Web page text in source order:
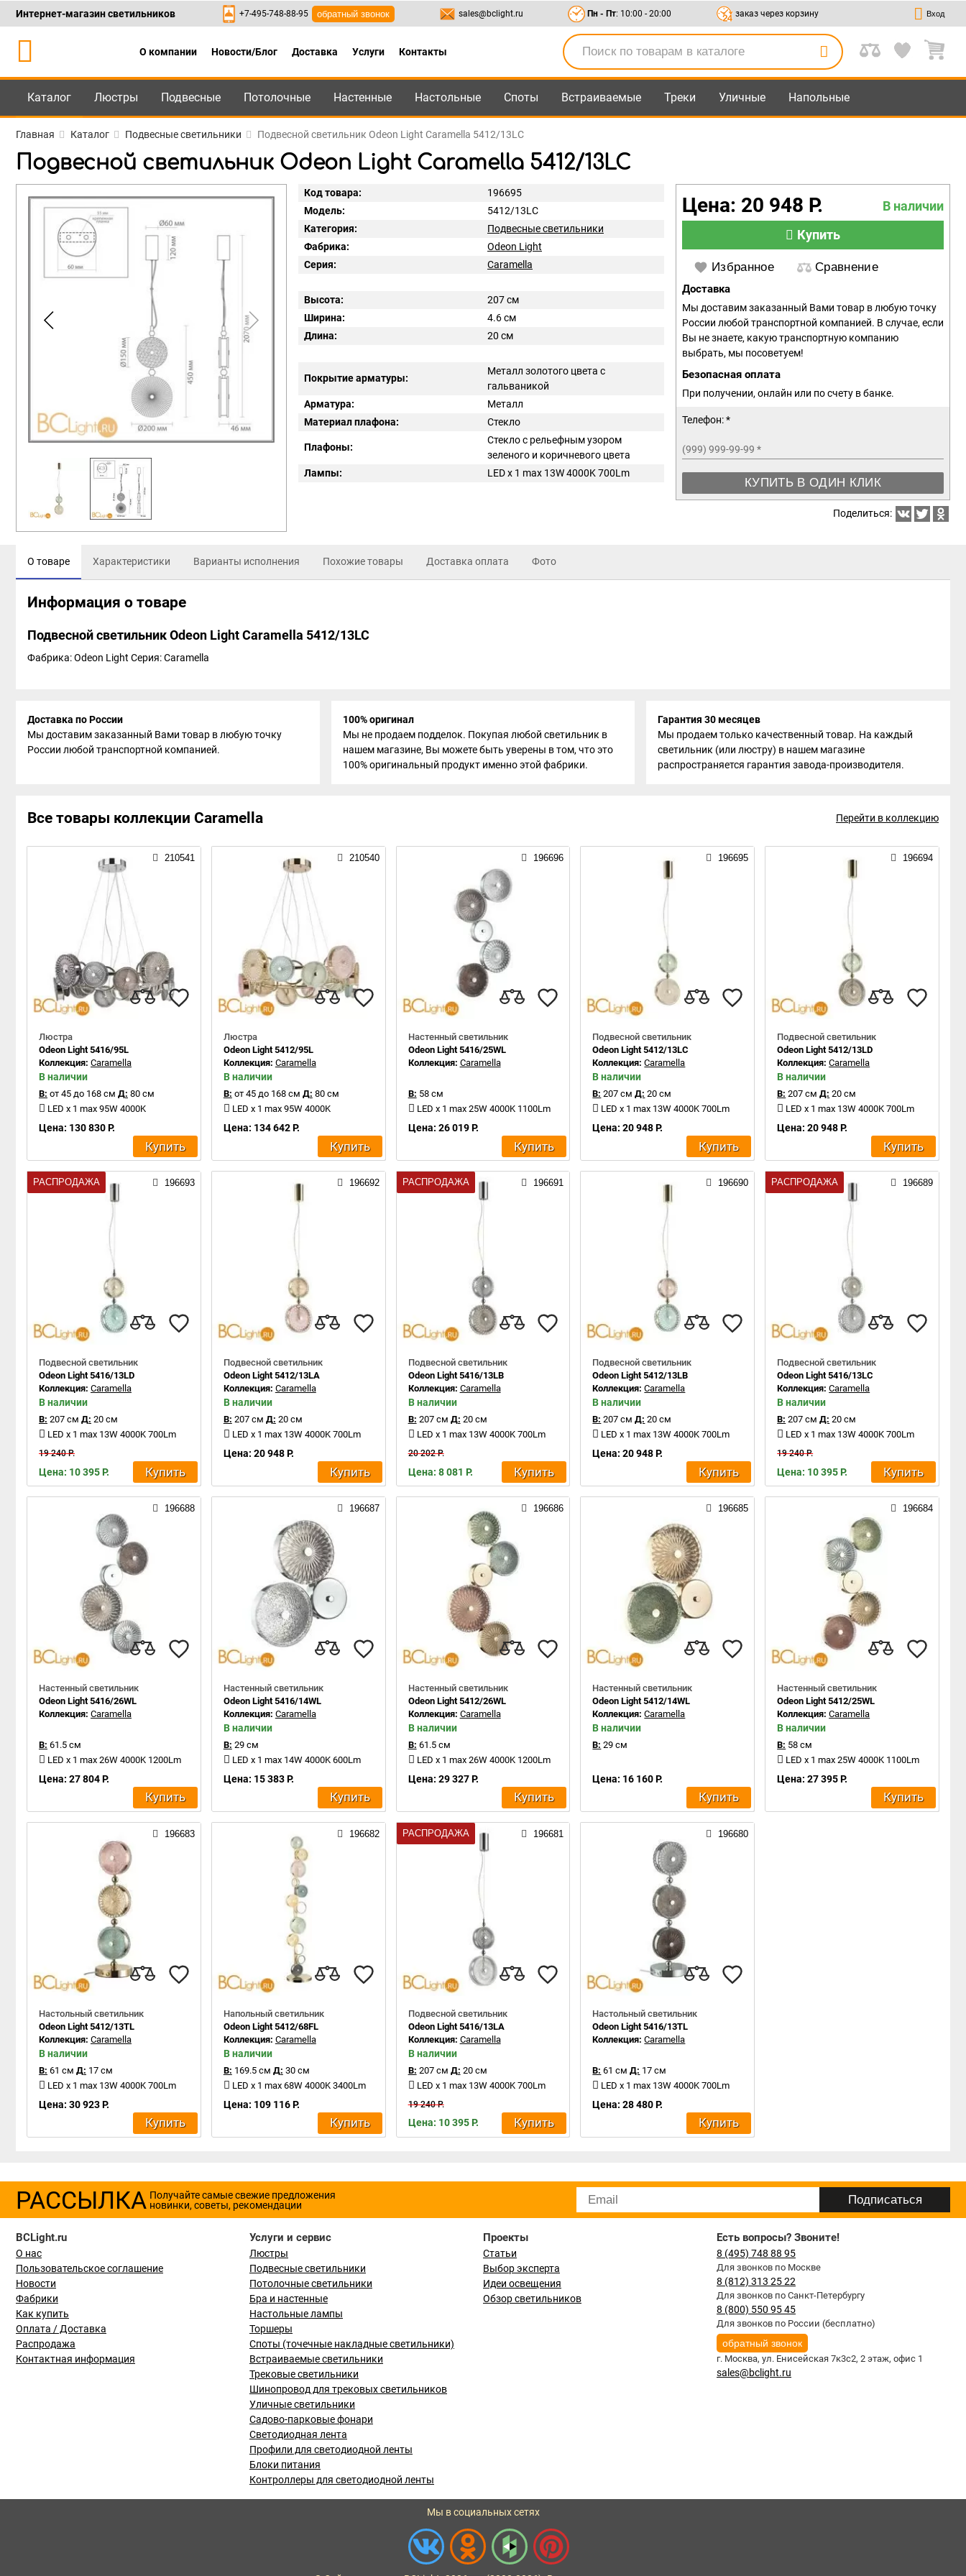
Каталог +7-495-748-88-95 ,8-800-550-95-45 sales@bclight.ru
Интернет-магазин светильников +7-495-748-88-95 обратный звонок sales@bclight.ru Пн - Пт: 10:00 - 20:00 заказ через корзину Вход
О компании Новости/Блог Доставка Услуги Контакты
Каталог Люстры Подвесные Потолочные Настенные Настольные Споты Встраиваемые Треки Уличные Напольные
Главная Каталог Подвесные светильники Подвесной светильник Odeon Light Caramella 5412/13LC
Подвесной светильник Odeon Light Caramella 5412/13LC
Код товара:
196695
Модель:
5412/13LC
Категория:
Подвесные светильники
Фабрика:
Odeon Light
Серия:
Caramella
Высота:
207 см
Ширина:
4.6 см
Длина:
20 см
Покрытие арматуры:
Металл золотого цвета с
гальваникой
Арматура:
Металл
Материал плафона:
Стекло
Плафоны:
Стекло с рельефным узором
зеленого и коричневого цвета
Лампы:
LED x 1 max 13W 4000K 700Lm
Цена: 20 948 Р.
В наличии
Купить
Избранное Сравнение
Доставка
Мы доставим заказанный Вами товар в любую точку
России любой транспортной компанией. В случае, если
Вы не знаете, какую транспортную компанию
выбрать, мы посоветуем!
Безопасная оплата
При получении, онлайн или по счету в банке.
Телефон: *
(999) 999-99-99 *
КУПИТЬ В ОДИН КЛИК
Поделиться:
О товаре Характеристики Варианты исполнения Похожие товары Доставка оплата Фото
Информация о товаре
Подвесной светильник Odeon Light Caramella 5412/13LC
Фабрика: Odeon Light Серия: Caramella
Доставка по России
Мы доставим заказанный Вами товар в любую точку
России любой транспортной компанией.
100% оригинал
Мы не продаем подделок. Покупая любой светильник в
нашем магазине, Вы можете быть уверены в том, что это
100% оригинальный продукт именно этой фабрики.
Гарантия 30 месяцев
Мы продаем только качественный товар. На каждый
светильник (или люстру) в нашем магазине
распространяется гарантия завода-производителя.
Все товары коллекции Caramella Перейти в коллекцию
210541
Люстра
Odeon Light 5416/95L
Коллекция: Caramella
В наличии
В: от 45 до 168 см Д: 80 см
LED x 1 max 95W 4000K
Цена: 130 830 Р.
Купить
210540
Люстра
Odeon Light 5412/95L
Коллекция: Caramella
В наличии
В: от 45 до 168 см Д: 80 см
LED x 1 max 95W 4000K
Цена: 134 642 Р.
Купить
196696
Настенный светильник
Odeon Light 5416/25WL
Коллекция: Caramella
В: 58 см
LED x 1 max 25W 4000K 1100Lm
Цена: 26 019 Р.
Купить
196695
Подвесной светильник
Odeon Light 5412/13LC
Коллекция:Caramella
В наличии
В: 207 см Д: 20 см
LED x 1 max 13W 4000K 700Lm
Цена: 20 948 Р.
Купить
196694
Подвесной светильник
Odeon Light 5412/13LD
Коллекция:Caramella
В наличии
В: 207 см Д: 20 см
LED x 1 max 13W 4000K 700Lm
Цена: 20 948 Р.
Купить
РАСПРОДАЖА 196693
Подвесной светильник
Odeon Light 5416/13LD
Коллекция: Caramella
В наличии
В: 207 см Д: 20 см
LED x 1 max 13W 4000K 700Lm
19 240 Р.
Цена: 10 395 Р. Купить
196692
Подвесной светильник
Odeon Light 5412/13LA
Коллекция: Caramella
В наличии
В: 207 см Д: 20 см
LED x 1 max 13W 4000K 700Lm
Цена: 20 948 Р.
Купить
РАСПРОДАЖА 196691
Подвесной светильник
Odeon Light 5416/13LB
Коллекция: Caramella
В наличии
В: 207 см Д: 20 см
LED x 1 max 13W 4000K 700Lm
20 202 Р.
Цена: 8 081 Р. Купить
196690
Подвесной светильник
Odeon Light 5412/13LB
Коллекция:Caramella
В наличии
В: 207 см Д: 20 см
LED x 1 max 13W 4000K 700Lm
Цена: 20 948 Р.
Купить
РАСПРОДАЖА 196689
Подвесной светильник
Odeon Light 5416/13LC
Коллекция:Caramella
В наличии
В: 207 см Д: 20 см
LED x 1 max 13W 4000K 700Lm
19 240 Р.
Цена: 10 395 Р. Купить
196688
Настенный светильник
Odeon Light 5416/26WL
Коллекция: Caramella
В: 61.5 см
LED x 1 max 26W 4000K 1200Lm
Цена: 27 804 Р.
Купить
196687
Настенный светильник
Odeon Light 5416/14WL
Коллекция: Caramella
В наличии
В: 29 см
LED x 1 max 14W 4000K 600Lm
Цена: 15 383 Р.
Купить
196686
Настенный светильник
Odeon Light 5412/26WL
Коллекция: Caramella
В наличии
В: 61.5 см
LED x 1 max 26W 4000K 1200Lm
Цена: 29 327 Р.
Купить
196685
Настенный светильник
Odeon Light 5412/14WL
Коллекция:Caramella
В наличии
В: 29 см
Цена: 16 160 Р.
Купить
196684
Настенный светильник
Odeon Light 5412/25WL
Коллекция:Caramella
В наличии
В: 58 см
LED x 1 max 25W 4000K 1100Lm
Цена: 27 395 Р.
Купить
196683
Настольный светильник
Odeon Light 5412/13TL
Коллекция: Caramella
В наличии
В: 61 см Д: 17 см
LED x 1 max 13W 4000K 700Lm
Цена: 30 923 Р.
Купить
196682
Напольный светильник
Odeon Light 5412/68FL
Коллекция: Caramella
В наличии
В: 169.5 см Д: 30 см
LED x 1 max 68W 4000K 3400Lm
Цена: 109 116 Р.
Купить
РАСПРОДАЖА 196681
Подвесной светильник
Odeon Light 5416/13LA
Коллекция: Caramella
В наличии
В: 207 см Д: 20 см
LED x 1 max 13W 4000K 700Lm
19 240 Р.
Цена: 10 395 Р. Купить
196680
Настольный светильник
Odeon Light 5416/13TL
Коллекция:Caramella
В: 61 см Д: 17 см
LED x 1 max 13W 4000K 700Lm
Цена: 28 480 Р.
Купить
РАССЫЛКА Получайте самые свежие предложения
новинки, советы, рекомендации
BCLight.ru
О нас
Пользовательское соглашение
Новости
Фабрики
Как купить
Оплата / Доставка
Распродажа
Контактная информация
Услуги и сервис
Люстры
Подвесные светильники
Потолочные светильники
Бра и настенные
Настольные лампы
Торшеры
Споты (точечные накладные светильники)
Встраиваемые светильники
Трековые светильники
Шинопровод для трековых светильников
Уличные светильники
Садово-парковые фонари
Светодиодная лента
Профили для светодиодной ленты
Блоки питания
Контроллеры для светодиодной ленты
Проекты
Статьи
Выбор эксперта
Идеи освещения
Обзор светильников
Есть вопросы? Звоните!
8 (495) 748 88 95
Для звонков по Москве
8 (812) 313 25 22
Для звонков по Санкт-Петербургу
8 (800) 550 95 45
Для звонков по России (бесплатно)
обратный звонок
г. Москва, ул. Енисейская 7к3с2, 2 этаж, офис 1
sales@bclight.ru
Мы в социальных сетях